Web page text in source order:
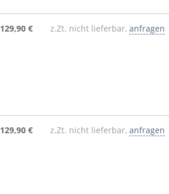
129,90 € z.Zt. nicht lieferbar, anfragen
129,90 € z.Zt. nicht lieferbar, anfragen